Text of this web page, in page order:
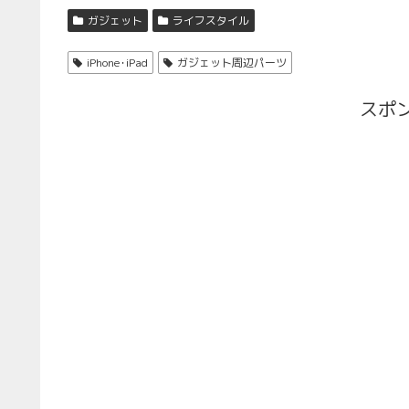
ガジェット ライフスタイル
iPhone･iPad ガジェット周辺パーツ
スポ